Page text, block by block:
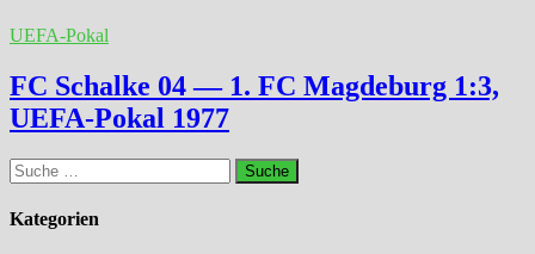
UEFA-Pokal
FC Schalke 04 — 1. FC Magdeburg 1:3,
UEFA-Pokal 1977
Suche
nach:
Kategorien